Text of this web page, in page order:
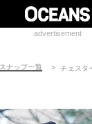
advertisement
スナップ一覧 チェスタ